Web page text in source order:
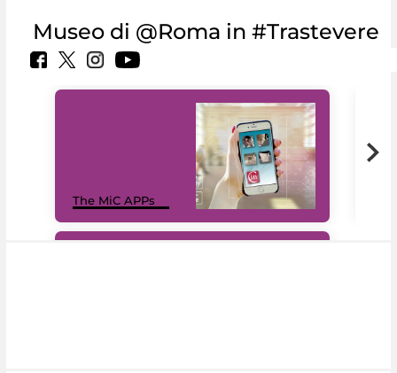
Museo di @Roma in #Trastevere
The MiC APPs